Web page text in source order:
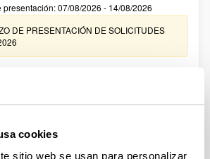
cookies
sitio web se usan para personalizar
07/08/2026 - 14/08/2026
DE PRESENTACIÓN DE SOLICITUDES
de la adquisición y renovación de
y fondos bibliográficos en la
de errores del listado provisional de
y excluidas. 23/03/2026: Relación